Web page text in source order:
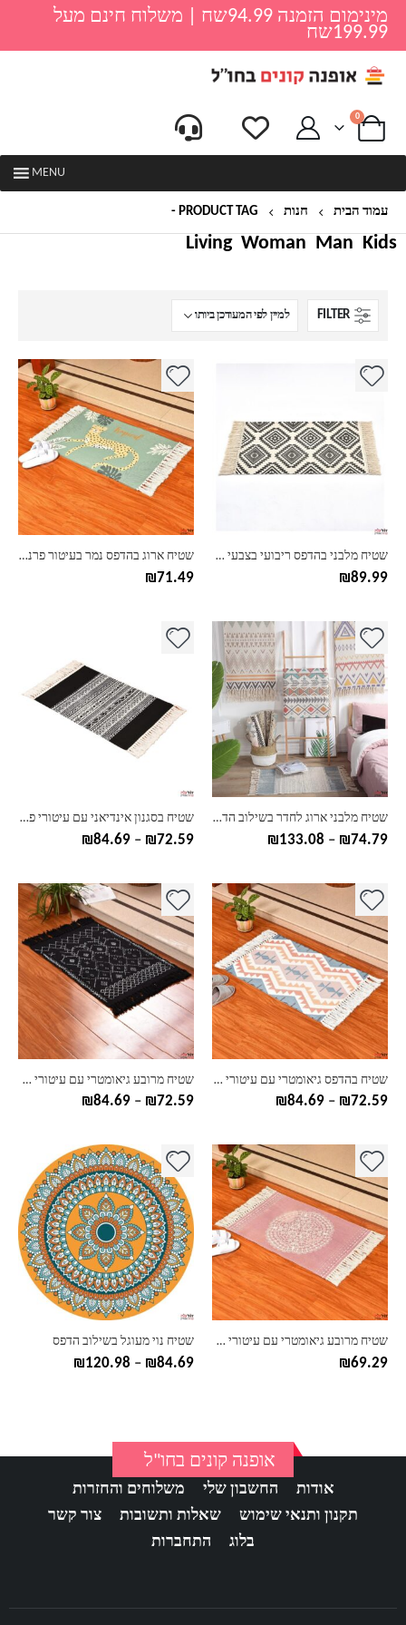
מינימום הזמנה 94.99שח | משלוח חינם מעל
199.99שח
0
MENU
עמוד הבית חנות PRODUCT TAG -
Kids
Man
Woman
Living
FILTER
שטיח מלבני בהדפס ריבועי בצבעי שחור לבן
₪89.99
שטיח ארוג בהדפס נמר בעיטור פרנזים
₪71.49
למוצר
יש
מספר
סוגים.
ניתן
לבחור
את
האפשרויות
שטיח מלבני ארוג לחדר בשילוב הדפס
₪74.79
–
₪133.08
עד
למוצר
יש
מספר
סוגים.
ניתן
לבחור
את
האפשרויות
שטיח בסגנון אינדיאני עם עיטורי פרנזים
₪72.59
–
₪84.69
עד
למוצר
סוגים.
האפשרויות
שטיח בהדפס גיאומטרי עם עיטורי פרנזים
₪72.59
–
₪84.69
עד
למוצר
זה
יש
מספר
סוגים.
ניתן
לבחור
את
האפשרויות
שטיח מרובע גיאומטרי עם עיטורי פרנזים
₪72.59
–
₪84.69
עד
למוצר
זה
יש
מספר
סוגים.
ניתן
לבחור
את
האפשרויות
שטיח מרובע גיאומטרי עם עיטורי פרנזים בצבע ורוד
₪69.29
למוצר
יש
מספר
סוגים.
ניתן
לבחור
האפשרויות
המוצר
שטיח נוי מעוגל בשילוב הדפס
₪84.69
–
₪120.98
למוצר
יש
מספר
סוגים.
ניתן
לבחור
האפשרויות
המוצר
אופנה קונים בחו"ל
אודות החשבון שלי
משלוחים והחזרות
תקנון ותנאי שימוש
שאלות ותשובות
צור קשר
בלוג
התחברות